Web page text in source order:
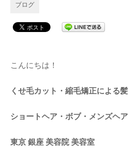
ブログ
こんにちは！
くせ毛カット・縮毛矯正による
ショートヘア・ボブ・メンズヘ
東京 銀座 美容院 美容室